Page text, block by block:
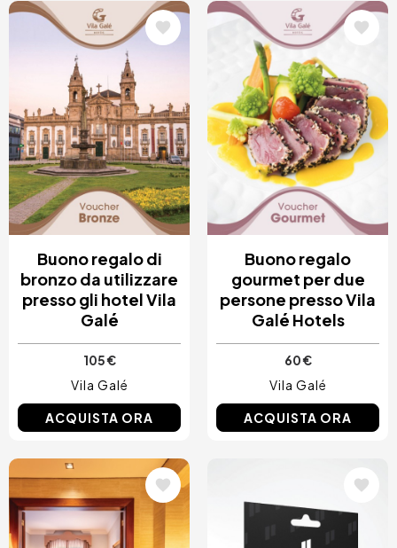
Immagine
Buono regalo di
bronzo da utilizzare
presso gli hotel Vila
Galé
105 €
Vila Galé
ACQUISTA ORA
Immagine
Buono regalo
gourmet per due
persone presso Vila
Galé Hotels
60 €
Vila Galé
ACQUISTA ORA
Immagine